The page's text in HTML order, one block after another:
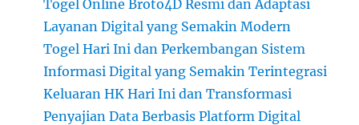
Togel Online Broto4D Resmi dan Adaptasi
Layanan Digital yang Semakin Modern
Togel Hari Ini dan Perkembangan Sistem
Informasi Digital yang Semakin Terintegrasi
Keluaran HK Hari Ini dan Transformasi
Penyajian Data Berbasis Platform Digital